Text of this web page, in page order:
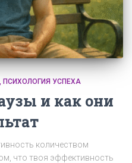
ПСИХОЛОГИЯ УСПЕХА
и как они
количеством
что твоя эффективность